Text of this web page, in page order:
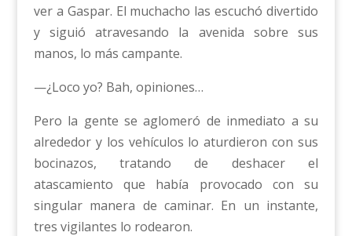
ver a Gaspar. El muchacho las escuchó divertido
y siguió atravesando la avenida sobre sus
manos, lo más campante.
—¿Loco yo? Bah, opiniones…
Pero la gente se aglomeró de inmediato a su
alrededor y los vehículos lo aturdieron con sus
bocinazos, tratando de deshacer el
atascamiento que había provocado con su
singular manera de caminar. En un instante,
tres vigilantes lo rodearon.